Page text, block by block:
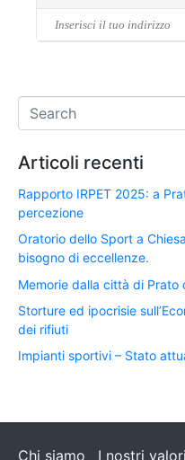
Articoli recenti
Rapporto IRPET 2025: a
percezione
Oratorio dello Sport a
bisogno di eccellenze.
Memorie dalla città di Prato
Storture ed ipocrisie
dei rifiuti
Impianti sportivi – Stato
Chi siamo I nostri valori